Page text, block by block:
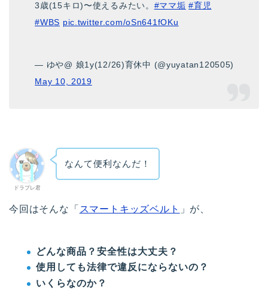
3歳(15キロ)〜使えるみたい。 #ママ垢 #育児
#WBS pic.twitter.com/oSn641fOKu
— ゆや@ 娘1y(12/26)育休中 (@yuyatan120505)
May 10, 2019
ドラプレ君
なんて便利なんだ！
今回はそんな「 スマートキッズベルト 」が、
どんな商品？安全性は大丈夫？
使用しても法律で違反にならないの？
いくらなのか？